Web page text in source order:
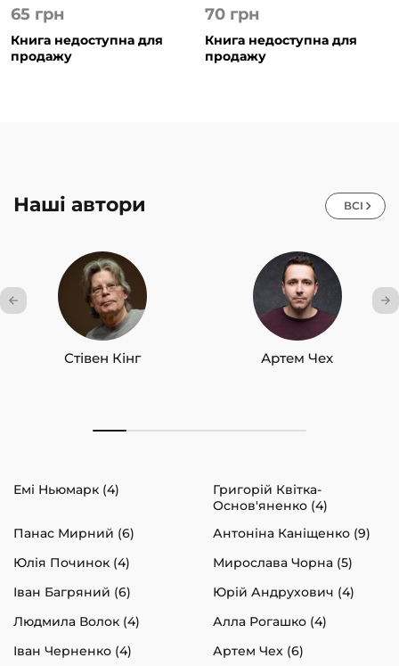
65 грн
Нікалео, Олена Чернінька,
Світлана Горбань, Тала
Владмирова, Тетяна
Белімова, Уляна Дудок
Книга недоступна для
продажу
70 грн
Ніка Нікалео, Олена
Чернінька, Світлана
Горбань, Тала Владмирова,
Тетяна Белімова
Книга недоступна для
продажу
Наші автори ВСІ
Стівен Кінг Артем Чех
Емі Ньюмарк (4)
Григорій Квітка-
Основ'яненко (4)
Панас Мирний (6)
Антоніна Каніщенко (9)
Юлія Починок (4)
Мирослава Чорна (5)
Іван Багряний (6)
Юрій Андрухович (4)
Людмила Волок (4)
Алла Рогашко (4)
Іван Черненко (4)
Артем Чех (6)